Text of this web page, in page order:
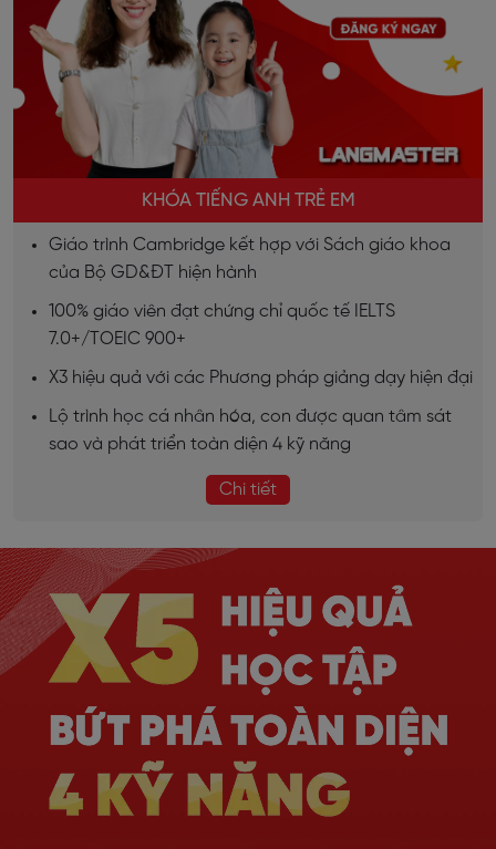
KHÓA TIẾNG ANH TRẺ EM
Giáo trình Cambridge kết hợp với Sách giáo khoa
của Bộ GD&ĐT hiện hành
100% giáo viên đạt chứng chỉ quốc tế IELTS
7.0+/TOEIC 900+
X3 hiệu quả với các Phương pháp giảng dạy hiện đại
Lộ trình học cá nhân hóa, con được quan tâm sát
sao và phát triển toàn diện 4 kỹ năng
Chi tiết